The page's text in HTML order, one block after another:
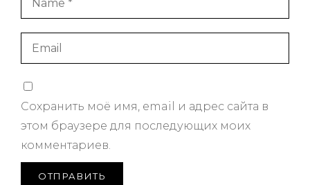
Сохранить моё имя, email и адрес сайта в
этом браузере для последующих моих
комментариев.